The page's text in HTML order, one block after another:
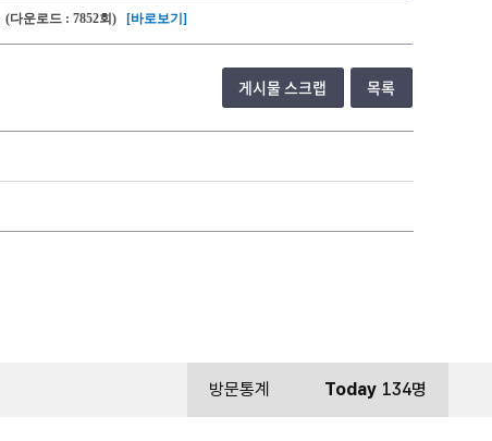
(다운로드 : 7852회) [바로보기]
게시물 스크랩 목록
방문통계 Today 134명